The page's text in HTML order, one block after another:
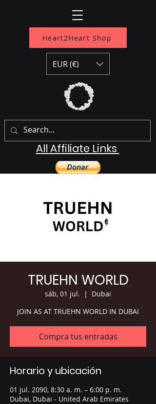
Heart2Heart Shop
All Affiliate Links
EUR (€)
TRUEHN WORLD
sáb, 01 jul.
  |
Dubai
JOIN AS AT TRUEHN WORLD IN DUBAI
Compra tus entradas
Horario y ubicación
01 jul. 2090, 8:30 a. m. – 6:00 p. m.
Dubai, Dubai - United Arab Emirates